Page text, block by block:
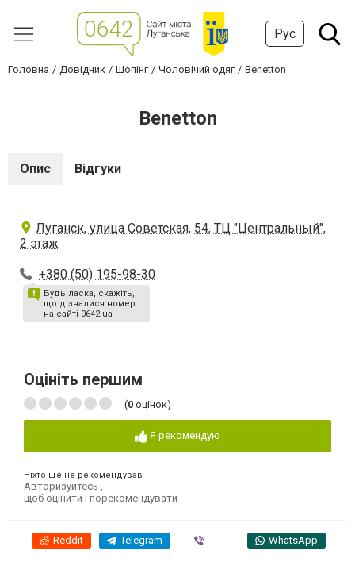
Рус
Головна Довідник Шопінг Чоловічий одяг Benetton
Benetton
Опис Відгуки
Луганск, улица Советская, 54, ТЦ "Центральный",
2 этаж
+380 (50) 195-98-30
Будь ласка, скажіть,
що дізналися номер
на сайті 0642.ua
Оцініть першим
(0 оцінок)
Я рекомендую
Ніхто ще не рекомендував
Авторизуйтесь
щоб оцінити і порекомендувати
Reddit Telegram WhatsApp